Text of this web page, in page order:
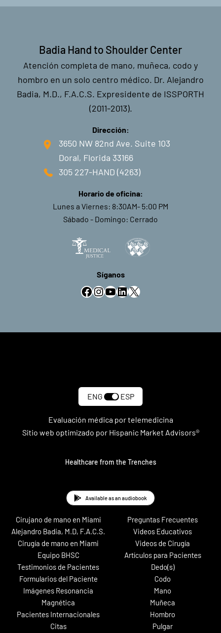
Badia Hand to Shoulder Center
Atención completa de mano, muñeca, codo y
hombro en un solo centro médico. Dr. Alejandro
Badia, M.D., F.A.C.S. Expresidente de ISSPORTH
(2011-2013).
Dirección:
3650 NW 82nd Ave. Suite 103
Doral, Florida 33166
305 227-HAND (4263)
Horario de oficina:
Lunes a Viernes: 8:30AM- 5:00 PM
Sábado - Domingo: Cerrado
Síganos
Facebook InstagramYouTube LinkedIn X
ENG ESP
Evaluación médica por telemedicina
Sitio web optimizado por Hispanic Market Advisors®
Healthcare from the Trenches
Available as an audiobook
Cirujano de mano en Miami
Alejandro Badia, M.D, F.A.C.S.
Cirugía de mano en Miami
Equipo BHSC
Testimonios de Pacientes
Formularios del Paciente
Imágenes Resonancia
Magnética
Pacientes Internacionales
Citas
Preguntas Frecuentes
Videos Educativos
Videos de Cirugía
Artículos para Pacientes
Dedo(s)
Codo
Mano
Muñeca
Hombro
Pulgar